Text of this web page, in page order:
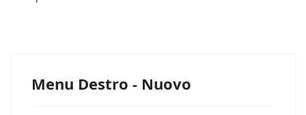
Menu Destro - Nuovo